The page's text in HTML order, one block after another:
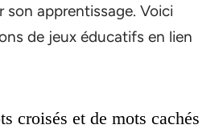
son apprentissage. Voici
de jeux éducatifs en lien
croisés et de mots cachés